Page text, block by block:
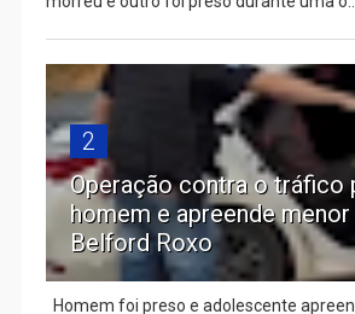
2
Operação contra o tráfico
homem e apreende
Belford Roxo
Homem foi preso e adolescente